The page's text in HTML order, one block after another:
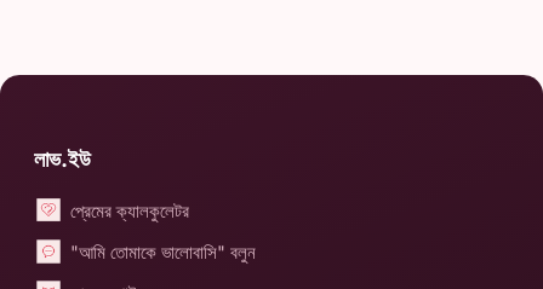
লাভ.ইউ
প্রেমের ক্যালকুলেটর
"আমি তোমাকে ভালোবাসি" বলুন